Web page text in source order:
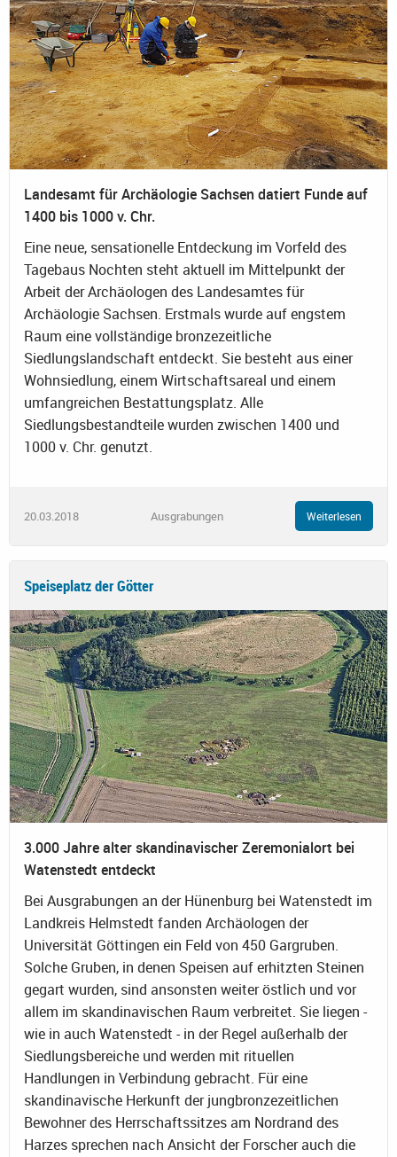
Landesamt für Archäologie Sachsen datiert Funde auf
1400 bis 1000 v. Chr.
Eine neue, sensationelle Entdeckung im Vorfeld des
Tagebaus Nochten steht aktuell im Mittelpunkt der
Arbeit der Archäologen des Landesamtes für
Archäologie Sachsen. Erstmals wurde auf engstem
Raum eine vollständige bronzezeitliche
Siedlungslandschaft entdeckt. Sie besteht aus einer
Wohnsiedlung, einem Wirtschaftsareal und einem
umfangreichen Bestattungsplatz. Alle
Siedlungsbestandteile wurden zwischen 1400 und
1000 v. Chr. genutzt.
20.03.2018 Ausgrabungen Weiterlesen
Speiseplatz der Götter
3.000 Jahre alter skandinavischer Zeremonialort bei
Watenstedt entdeckt
Bei Ausgrabungen an der Hünenburg bei Watenstedt im
Landkreis Helmstedt fanden Archäologen der
Universität Göttingen ein Feld von 450 Gargruben.
Solche Gruben, in denen Speisen auf erhitzten Steinen
gegart wurden, sind ansonsten weiter östlich und vor
allem im skandinavischen Raum verbreitet. Sie liegen -
wie in auch Watenstedt - in der Regel außerhalb der
Siedlungsbereiche und werden mit rituellen
Handlungen in Verbindung gebracht. Für eine
skandinavische Herkunft der jungbronzezeitlichen
Bewohner des Herrschaftssitzes am Nordrand des
Harzes sprechen nach Ansicht der Forscher auch die